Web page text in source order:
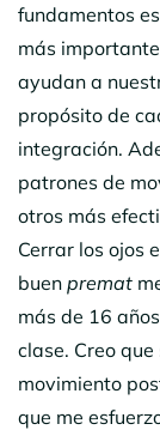
fundamentos
más
ayudan a
propósito de
integración.
patrones de
otros más
Cerrar los ojos
buen premat
más de 16
clase. Creo
movimiento
que me